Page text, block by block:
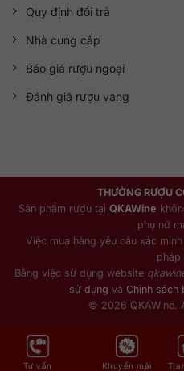
Quy định đổi trả
Nhà cung cấp
Báo giá rượu ngoại
Đánh giá rượu vang
THƯỞNG RƯỢU
Sản phẩm rượu tại QKAWine
phụ nữ
Việc mua hàng yêu cầu xác
pháp
Bằng việc sử dụng website
sử dụng và Chính sách
© 2026 QKAWine.
Tư vấn Khuyến mãi